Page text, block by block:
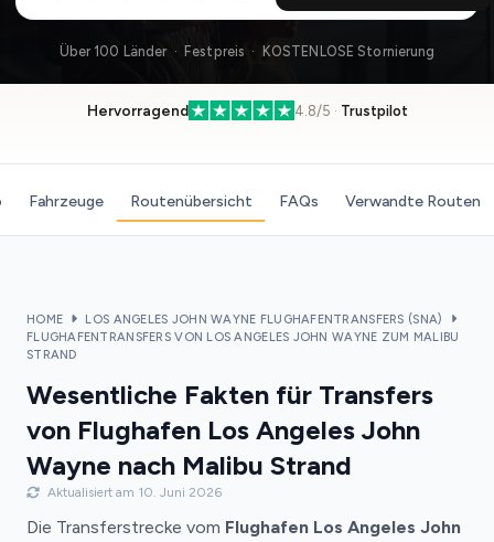
Über 100 Länder · Festpreis · KOSTENLOSE Stornierung
Hervorragend 4.8/5 · Trustpilot
Fahrzeuge Routenübersicht FAQs Verwandte Routen
HOME
LOS ANGELES JOHN WAYNE FLUGHAFENTRANSFERS (SNA)
FLUGHAFENTRANSFERS VON LOS ANGELES JOHN WAYNE ZUM MALIBU
STRAND
Wesentliche Fakten für Transfers
von Flughafen Los Angeles John
Wayne nach Malibu Strand
Aktualisiert am 10. Juni 2026
Die Transferstrecke vom Flughafen Los Angeles John